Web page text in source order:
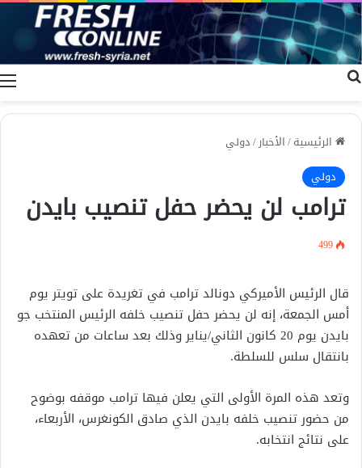
الرئيسية/الأخبار/دولي
دولي
ترامب لن يحضر حفل تنصيب بايدن
499
قال الرئيس الأميركي دونالد ترامب في تغريدة على تويتر يوم
أمس الجمعة، إنه لن يحضر حفل تنصيب خلفه الرئيس المنتخب جو
بايدن يوم 20 كانون الثاني/يناير وذلك بعد ساعات من تعهده
بانتقال سلس للسلطة.
وتعد هذه المرة الأولى التي يعلن فيها ترامب موقفه بوضوح
من حضور تنصيب خلفه بايدن الذي صادق الكونغرس، الأربعاء،
على نتائج انتخابه.